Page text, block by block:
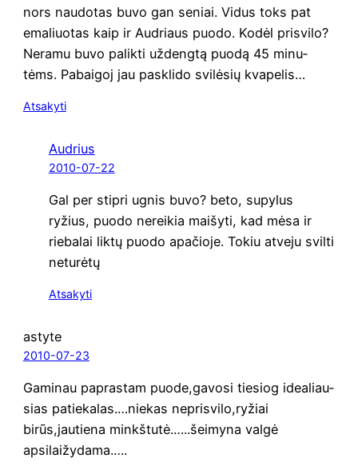
nors nau­do­tas buvo gan seniai. Vidus toks pat
ema­liuo­tas kaip ir Aud­riaus puo­do. Kodėl prisvi­lo?
Nera­mu buvo palik­ti uždeng­tą puo­dą 45 minu­
tėms. Pabai­goj jau pas­kli­do svi­lė­sių kvapelis…
Atsakyti
Audrius
2010-07-22
Gal per stip­ri ugnis buvo? beto, supy­lus
ryžius, puo­do nerei­kia mai­šy­ti, kad mėsa ir
rie­ba­lai lik­tų puo­do apa­čio­je. Tokiu atve­ju svil­ti
neturėtų
Atsakyti
astyte
2010-07-23
Gami­nau papras­tam puode,gavosi tie­siog idea­liau­
sias patiekalas.…niekas neprisvilo,ryžiai
birūs,jautiena minkštutė.…..šeimyna val­gė
apsilaižydama.….